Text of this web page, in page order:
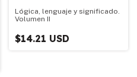
Lógica, lenguaje y significado.
Volumen II
$14.21 USD